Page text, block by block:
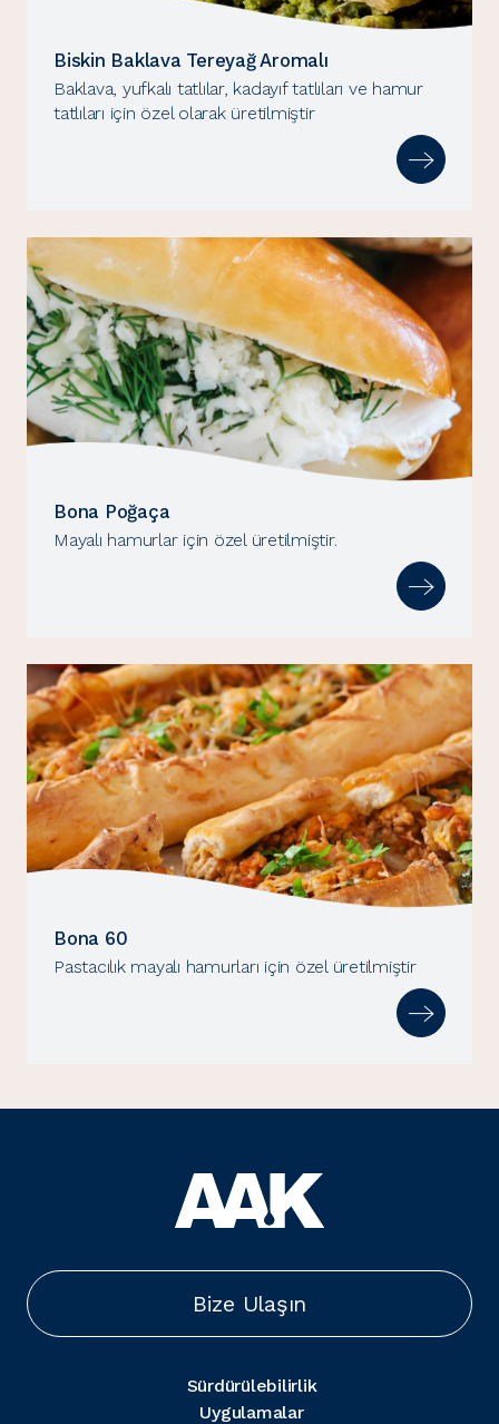
Biskin Baklava Tereyağ Aromalı
Baklava, yufkalı tatlılar, kadayıf tatlıları ve hamur
tatlıları için özel olarak üretilmiştir
Bona Poğaça
Mayalı hamurlar için özel üretilmiştir.
Bona 60
Pastacılık mayalı hamurları için özel üretilmiştir
Bize Ulaşın
Sürdürülebilirlik
Uygulamalar